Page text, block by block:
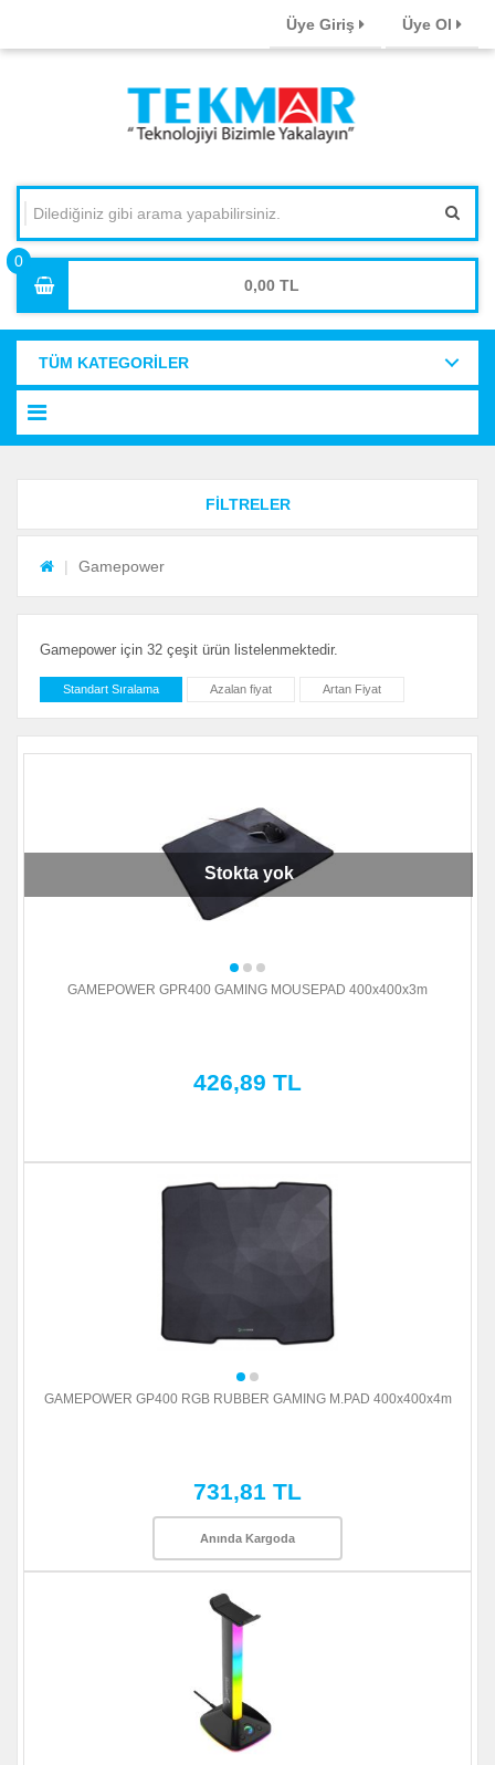
Üye Giriş Üye Ol
0,00
TÜM KATEGORİLER
FİLTRELER
Gamepower
Gamepower için 32 çeşit ürün listelenmektedir.
Standart Sıralama Azalan fiyat Artan Fiyat
Stokta yok
GAMEPOWER GPR400 GAMING MOUSEPAD 400x400x3m
426,89 TL
GAMEPOWER GP400 RGB RUBBER GAMING M.PAD 400x400x4m
731,81 TL
Anında Kargoda